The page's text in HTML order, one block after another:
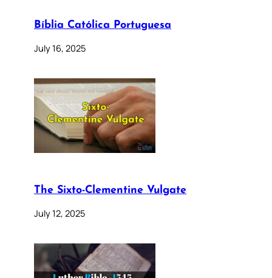
Bíblia Católica Portuguesa
July 16, 2025
The Sixto-Clementine Vulgate
July 12, 2025